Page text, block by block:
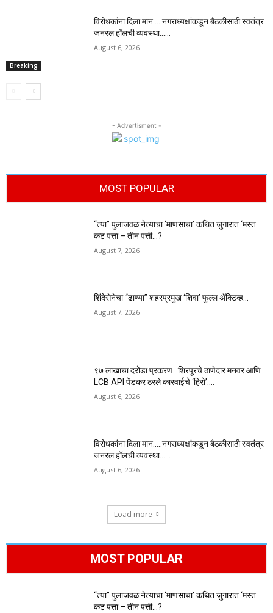
Breaking
विरोधकांना दिला मान…..नगराध्यक्षांकडून बैठकीसाठी स्वतंत्र
जनरल हॉलची व्यवस्था……
August 6, 2026
- Advertisment -
MOST POPULAR
“त्या” पुलाजवळ नेत्याचा ‘माणसाचा’ कथित जुगारात ‘मस्त
कट पत्ता – तीन पत्ती…?
August 7, 2026
शिंदेसेनेचा “ढाण्या” शहरप्रमुख ‘शिवा’ फुल्ल ॲक्टिव्ह…
August 7, 2026
९७ लाखाचा दरोडा प्रकरण : शिरपूरचे ठाणेदार मनवर आणि
LCB API पेंडकर ठरले कारवाईचे ‘हिरो’….
August 6, 2026
विरोधकांना दिला मान…..नगराध्यक्षांकडून बैठकीसाठी स्वतंत्र
जनरल हॉलची व्यवस्था……
August 6, 2026
Load more
MOST POPULAR
“त्या” पुलाजवळ नेत्याचा ‘माणसाचा’ कथित जुगारात ‘मस्त
कट पत्ता – तीन पत्ती…?